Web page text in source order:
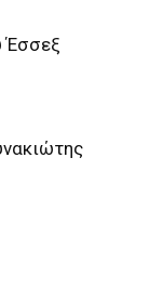
Έσσεξ